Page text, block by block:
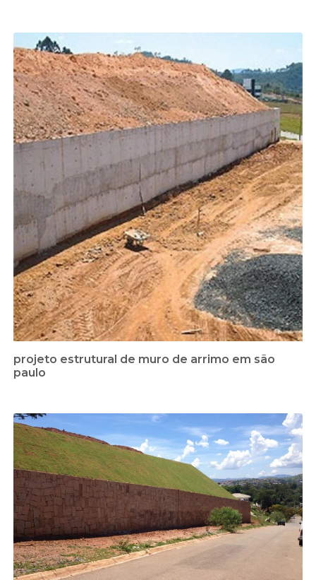
projeto estrutural de muro de arrimo em são
paulo